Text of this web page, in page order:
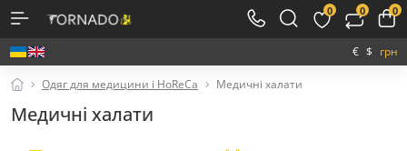
0 0 0
€ $ грн
Одяг для медицини і HoReCa Медичні халати
Медичні халати